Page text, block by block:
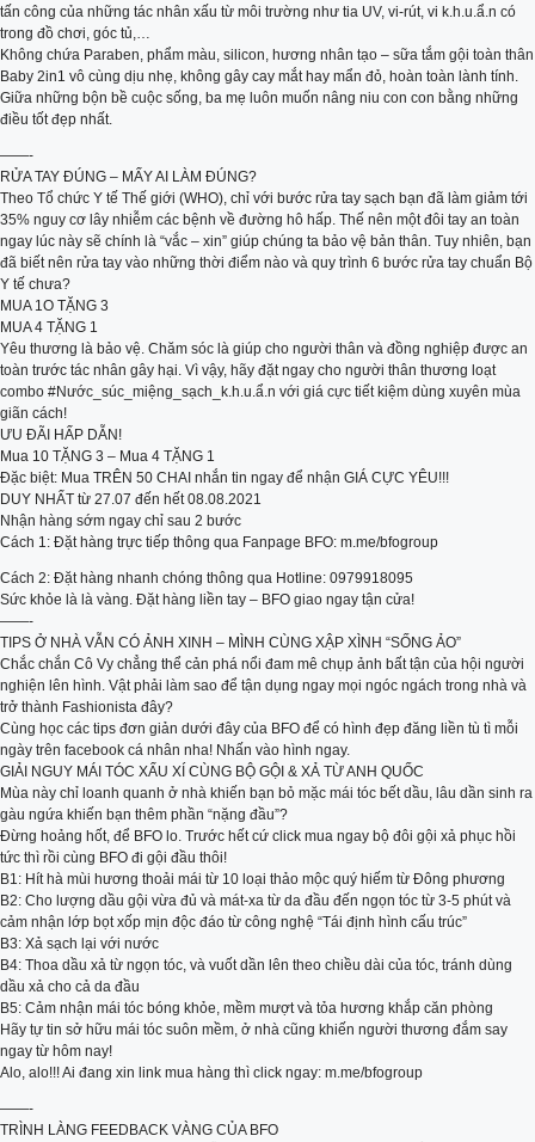
tấn công của những tác nhân xấu từ môi trường như tia UV, vi-rút, vi k.h.u.ẩ.n có
trong đồ chơi, góc tủ,…
Không chứa Paraben, phẩm màu, silicon, hương nhân tạo – sữa tắm gội toàn thân
Baby 2in1 vô cùng dịu nhẹ, không gây cay mắt hay mẩn đỏ, hoàn toàn lành tính.
Giữa những bộn bề cuộc sống, ba mẹ luôn muốn nâng niu con con bằng những
điều tốt đẹp nhất.
——-
RỬA TAY ĐÚNG – MẤY AI LÀM ĐÚNG?
Theo Tổ chức Y tế Thế giới (WHO), chỉ với bước rửa tay sạch bạn đã làm giảm tới
35% nguy cơ lây nhiễm các bệnh về đường hô hấp. Thế nên một đôi tay an toàn
ngay lúc này sẽ chính là “vắc – xin” giúp chúng ta bảo vệ bản thân. Tuy nhiên, bạn
đã biết nên rửa tay vào những thời điểm nào và quy trình 6 bước rửa tay chuẩn Bộ
Y tế chưa?
MUA 1O TẶNG 3
MUA 4 TẶNG 1
Yêu thương là bảo vệ. Chăm sóc là giúp cho người thân và đồng nghiệp được an
toàn trước tác nhân gây hại. Vì vậy, hãy đặt ngay cho người thân thương loạt
combo #Nước_súc_miệng_sạch_k.h.u.ẩ.n với giá cực tiết kiệm dùng xuyên mùa
giãn cách!
ƯU ĐÃI HẤP DẪN!
Mua 10 TẶNG 3 – Mua 4 TẶNG 1
Đặc biệt: Mua TRÊN 50 CHAI nhắn tin ngay để nhận GIÁ CỰC YÊU!!!
DUY NHẤT từ 27.07 đến hết 08.08.2021
Nhận hàng sớm ngay chỉ sau 2 bước
Cách 1: Đặt hàng trực tiếp thông qua Fanpage BFO: m.me/bfogroup
Cách 2: Đặt hàng nhanh chóng thông qua Hotline: 0979918095
Sức khỏe là là vàng. Đặt hàng liền tay – BFO giao ngay tận cửa!
——-
TIPS Ở NHÀ VẪN CÓ ẢNH XINH – MÌNH CÙNG XẬP XÌNH “SỐNG ẢO”
Chắc chắn Cô Vy chẳng thể cản phá nổi đam mê chụp ảnh bất tận của hội người
nghiện lên hình. Vật phải làm sao để tận dụng ngay mọi ngóc ngách trong nhà và
trở thành Fashionista đây?
Cùng học các tips đơn giản dưới đây của BFO để có hình đẹp đăng liền tù tì mỗi
ngày trên facebook cá nhân nha! Nhấn vào hình ngay.
GIẢI NGUY MÁI TÓC XẤU XÍ CÙNG BỘ GỘI & XẢ TỪ ANH QUỐC
Mùa này chỉ loanh quanh ở nhà khiến bạn bỏ mặc mái tóc bết dầu, lâu dần sinh ra
gàu ngứa khiến bạn thêm phần “nặng đầu”?
Đừng hoảng hốt, để BFO lo. Trước hết cứ click mua ngay bộ đôi gội xả phục hồi
tức thì rồi cùng BFO đi gội đầu thôi!
B1: Hít hà mùi hương thoải mái từ 10 loại thảo mộc quý hiếm từ Đông phương
B2: Cho lượng dầu gội vừa đủ và mát-xa từ da đầu đến ngọn tóc từ 3-5 phút và
cảm nhận lớp bọt xốp mịn độc đáo từ công nghệ “Tái định hình cấu trúc”
B3: Xả sạch lại với nước
B4: Thoa dầu xả từ ngọn tóc, và vuốt dần lên theo chiều dài của tóc, tránh dùng
dầu xả cho cả da đầu
B5: Cảm nhận mái tóc bóng khỏe, mềm mượt và tỏa hương khắp căn phòng
Hãy tự tin sở hữu mái tóc suôn mềm, ở nhà cũng khiến người thương đắm say
ngay từ hôm nay!
Alo, alo!!! Ai đang xin link mua hàng thì click ngay: m.me/bfogroup
——-
TRÌNH LÀNG FEEDBACK VÀNG CỦA BFO